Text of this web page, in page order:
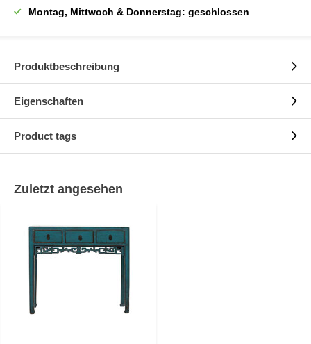
Montag, Mittwoch & Donnerstag: geschlossen
Produktbeschreibung
Eigenschaften
Product tags
Zuletzt angesehen